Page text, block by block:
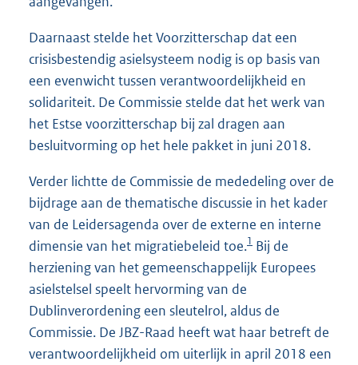
Daarnaast stelde het Voorzitterschap dat een
crisisbestendig asielsysteem nodig is op basis van
een evenwicht tussen verantwoordelijkheid en
solidariteit. De Commissie stelde dat het werk van
het Estse voorzitterschap bij zal dragen aan
besluitvorming op het hele pakket in juni 2018.
Verder lichtte de Commissie de mededeling over de
bijdrage aan de thematische discussie in het kader
van de Leidersagenda over de externe en interne
dimensie van het migratiebeleid toe.1 Bij de
herziening van het gemeenschappelijk Europees
asielstelsel speelt hervorming van de
Dublinverordening een sleutelrol, aldus de
Commissie. De JBZ-Raad heeft wat haar betreft de
verantwoordelijkheid om uiterlijk in april 2018 een